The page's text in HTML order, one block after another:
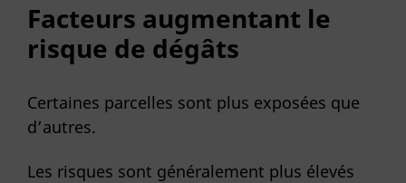
Facteurs augmentant le
risque de dégâts
Certaines parcelles sont plus exposées que
d’autres.
Les risques sont généralement plus élevés